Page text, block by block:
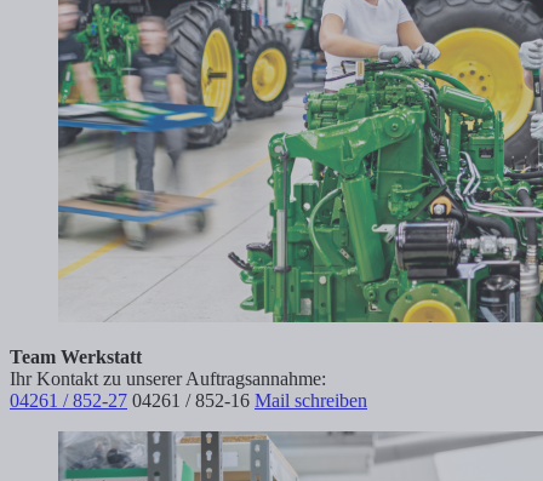
Team Werkstatt
Ihr Kontakt zu unserer Auftragsannahme:
04261 / 852-27 04261 / 852-16 Mail schreiben